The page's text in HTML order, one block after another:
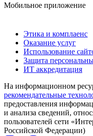
Мобильное приложение
Этика и комплаенс
Оказание услуг
Использование
Защита
ИТ аккредитация
На информационном
рекомендательные
предоставления
и анализа сведений,
пользователей сети
Российской Федерации)